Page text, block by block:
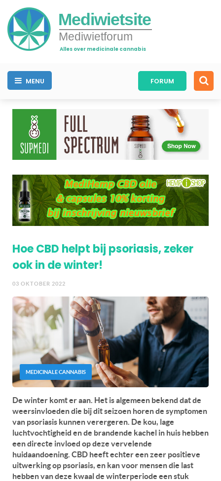
Mediwietsite
Mediwietforum
Alles over medicinale cannabis
MENU FORUM
Hoe CBD helpt bij psoriasis, zeker
ook in de winter!
03 OKTOBER 2022
MEDICINALE CANNABIS
De winter komt er aan. Het is algemeen bekend dat de
weersinvloeden die bij dit seizoen horen de symptomen
van psoriasis kunnen verergeren. De kou, lage
luchtvochtigheid en de brandende kachel in huis hebben
een directe invloed op deze vervelende
huidaandoening. CBD heeft echter een zeer positieve
uitwerking op psoriasis, en kan voor mensen die last
hebben van deze kwaal de winterperiode een stuk